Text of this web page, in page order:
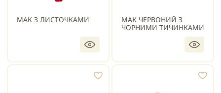
МАК З ЛИСТОЧКАМИ
МАК ЧЕРВОНИЙ З
ЧОРНИМИ ТИЧИНКАМИ